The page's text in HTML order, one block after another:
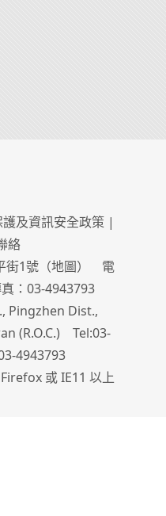
及資訊安全政策 |
絡
街1號（地圖） 電
：03-4943793
Pingzhen Dist.,
(R.O.C.) Tel:03-
4943793
或 IE11 以上